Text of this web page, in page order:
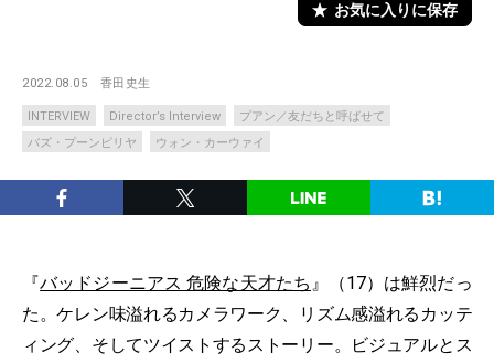
お気に入りに保存
2022.08.05 香田史生
INTERVIEW Director’s Interview
プアン／友だちと呼ばせて
バズ・プーンピリヤ
ウォン・カーウァイ
『バッドジーニアス 危険な天才たち 』（17）は鮮烈だっ
た。ケレン味溢れるカメラワーク、リズム感溢れるカッテ
ィング、そしてツイストするストーリー。ビジュアルとス